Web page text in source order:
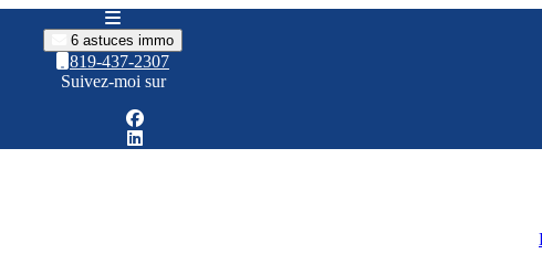
6 astuces immo
819-437-2307
Suivez-moi sur